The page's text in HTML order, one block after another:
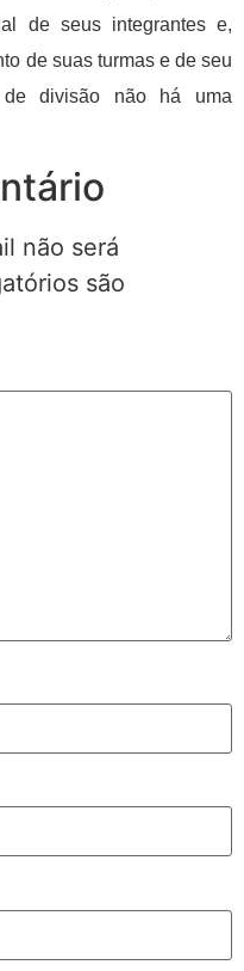
de seus integrantes e,
de suas turmas e de seu
divisão não há uma
não será
são